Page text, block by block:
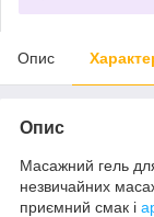
Опис
Опис
Масажний гель
незвичайних
приємний смак і